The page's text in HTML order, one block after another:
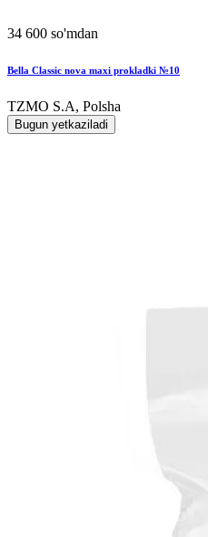
34 600 so'mdan
Bella Classic nova maxi prokladki №10
TZMO S.A, Polsha
Bugun yetkaziladi